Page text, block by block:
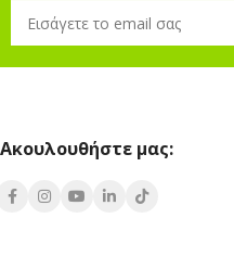
Ακουλουθήστε μας: